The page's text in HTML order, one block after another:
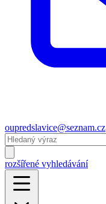
oupredslavice@seznam.cz
rozšířené vyhledávání